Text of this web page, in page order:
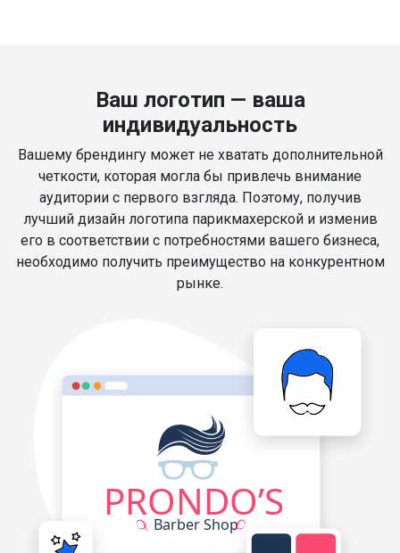
Ваш логотип — ваша
индивидуальность
Вашему брендингу может не хватать дополнительной
четкости, которая могла бы привлечь внимание
аудитории с первого взгляда. Поэтому, получив
лучший дизайн логотипа парикмахерской и изменив
его в соответствии с потребностями вашего бизнеса,
необходимо получить преимущество на конкурентном
рынке.